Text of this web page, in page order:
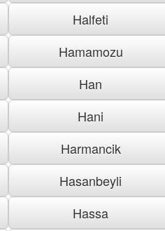
Halfeti
Hamamozu
Han
Hani
Harmancik
Hasanbeyli
Hassa